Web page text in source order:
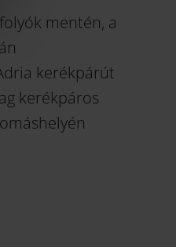
mentén, a
kerékpárút
kerékpáros